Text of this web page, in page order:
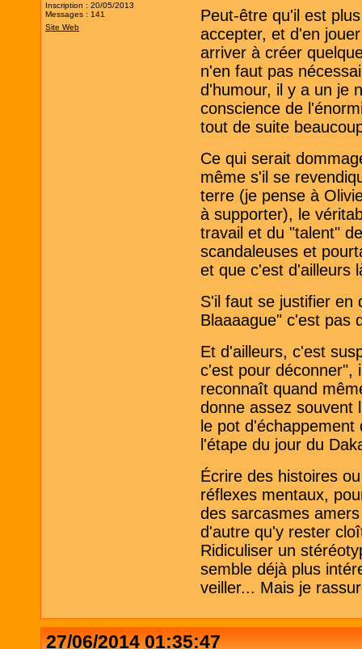
Inscription : 20/05/2013
Messages : 141
Site Web
Peut-être qu'il est
accepter, et d'en
arriver à créer
n'en faut pas
d'humour, il y a un je
conscience de
tout de suite
Ce qui serait
même s'il se
terre (je pense à
à supporter), le
travail et du "talent"
scandaleuses et
et que c'est d'ailleurs
S'il faut se justifier en
Blaaaague" c'est pas
Et d'ailleurs, c'est
c'est pour déconner",
reconnaît quand
donne assez souvent
le pot
l'étape du jour du
Écrire des histoires
réflexes mentaux,
des sarcasmes
d'autre qu'y rester
Ridiculiser un
semble déjà plus
veiller... Mais je
27/06/2014 01:35:47